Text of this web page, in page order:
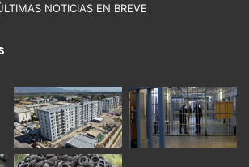
NOTICIAS EN BREVE